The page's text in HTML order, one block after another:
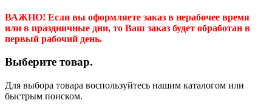
ВАЖНО! Если вы оформляете заказ в нерабочее время
или в праздничные дни, то Ваш заказ будет обработан в
первый рабочий день.
Выберите товар.
Для выбора товара воспользуйтесь нашим каталогом или
быстрым поиском.